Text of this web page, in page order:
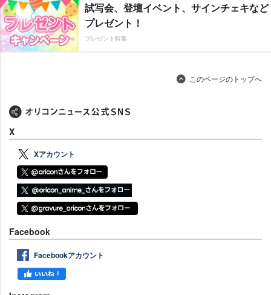
試写会、登壇イベント、サインチェキなど
プレゼント！
プレゼント特集
このページのトップへ
X
Xアカウント
Facebook
Facebookアカウント